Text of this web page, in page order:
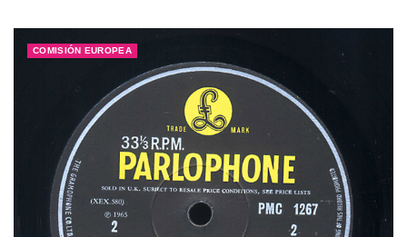
COMISIÓN EUROPEA